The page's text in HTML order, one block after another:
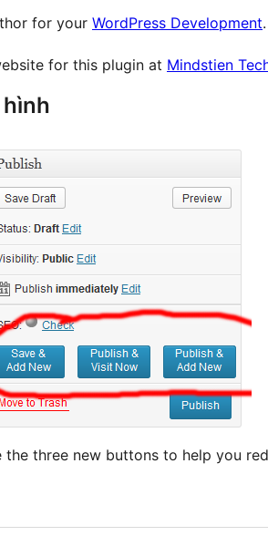
for your WordPress Development.
for this plugin at Mindstien
the three new buttons to help you